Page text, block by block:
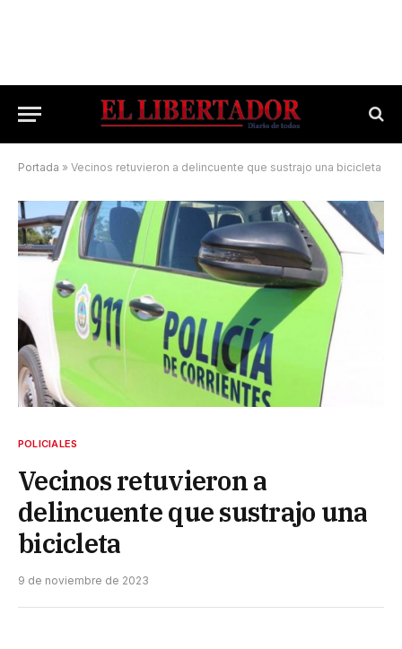
Portada » Vecinos retuvieron a delincuente que sustrajo una bicicleta
POLICIALES
Vecinos retuvieron a
delincuente que sustrajo una
bicicleta
9 de noviembre de 2023